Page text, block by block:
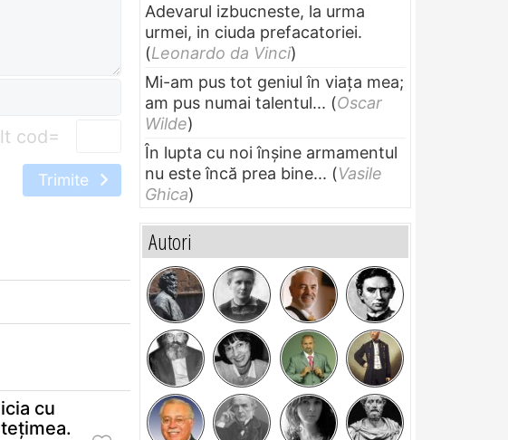
=
Trimite
cu
Adevarul izbucneste, la urma
urmei, in ciuda prefacatoriei.
(Leonardo da Vinci)
Mi-am pus tot geniul în viața mea;
am pus numai talentul... (Oscar
Wilde)
În lupta cu noi înșine armamentul
nu este încă prea bine... (Vasile
Ghica)
Autori